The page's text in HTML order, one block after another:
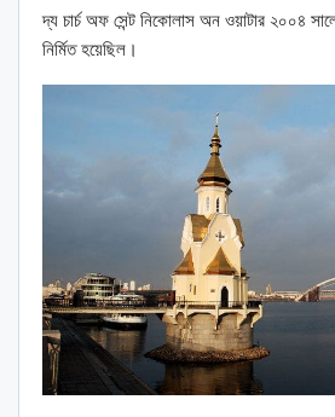
দ্য চার্চ অফ সেন্ট নিকোলাস অন ওয়াটার ২০০৪
নির্মিত হয়েছিল।